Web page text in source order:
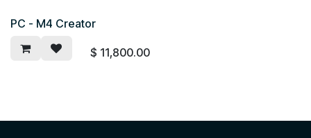
PC - M4 Creator
$ 11,800.00